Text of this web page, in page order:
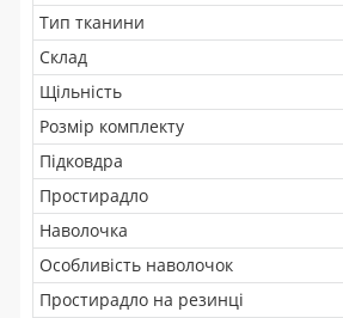
Тип тканини
Склад
Щільність
Розмір комплекту
Підковдра
Простирадло
Наволочка
Особливість наволочок
Простирадло на резинці